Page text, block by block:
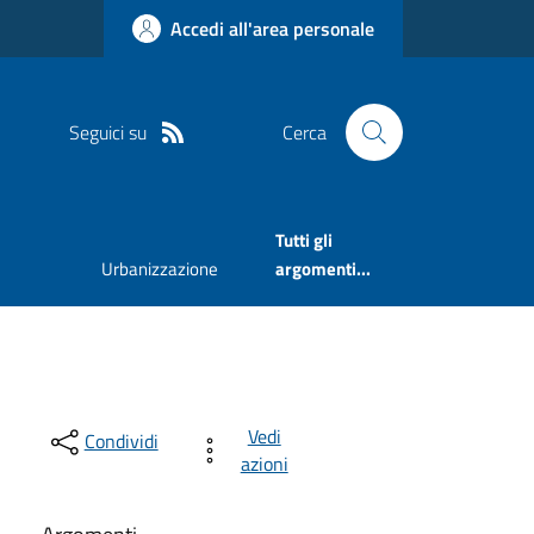
Accedi all'area personale
Seguici su Cerca
Urbanizzazione
Tutti gli
argomenti...
Condividi
Vedi
azioni